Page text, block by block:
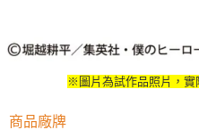
※圖片為試作品照片，
商品廠牌